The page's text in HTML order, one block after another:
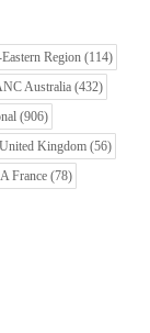
Region (114)
Australia (432)
(906)
Kingdom (56)
France (78)